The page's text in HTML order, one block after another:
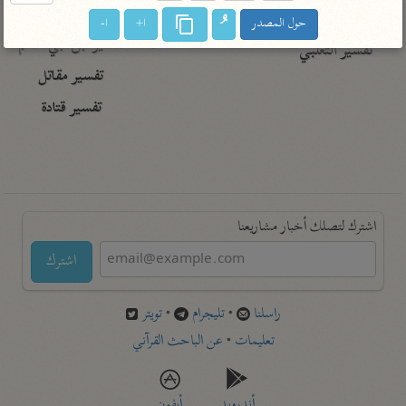
تفسير السمرقندي
تفسير الثعلبي
تفسير أبي السعود
الكشاف للزمخشري
الدر المنثور
تفسير ابن أبي حاتم
تفسير مقاتل
تفسير قتادة
اشترك لتصلك أخبار مشاريعنا
اشترك
راسلنا •تليجرام •تويتر
تعليمات •عن الباحث القرآني
حول المصدر ا+ ا-